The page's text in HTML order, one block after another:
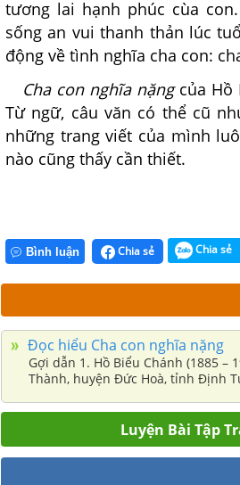
tương lai hạnh phúc cùa
sống an vui thanh thản lúc
động về tình nghĩa cha con:
Cha con nghĩa nặngcủa Hồ
Từ ngữ, câu văn có thể cũ
những trang viết của mình
nào cũng thấy cần thiết.
Bình luận Chia sẻ Chia sẻ
Đọc hiểu Cha con nghĩa nặng
Gợi dẫn 1. Hồ Biểu Chánh (1885 –
Thành, huyện Đức Hoà, tỉnh Định
phương khác nhau thuộc Nam Bộ,
Luyện Bài Tập